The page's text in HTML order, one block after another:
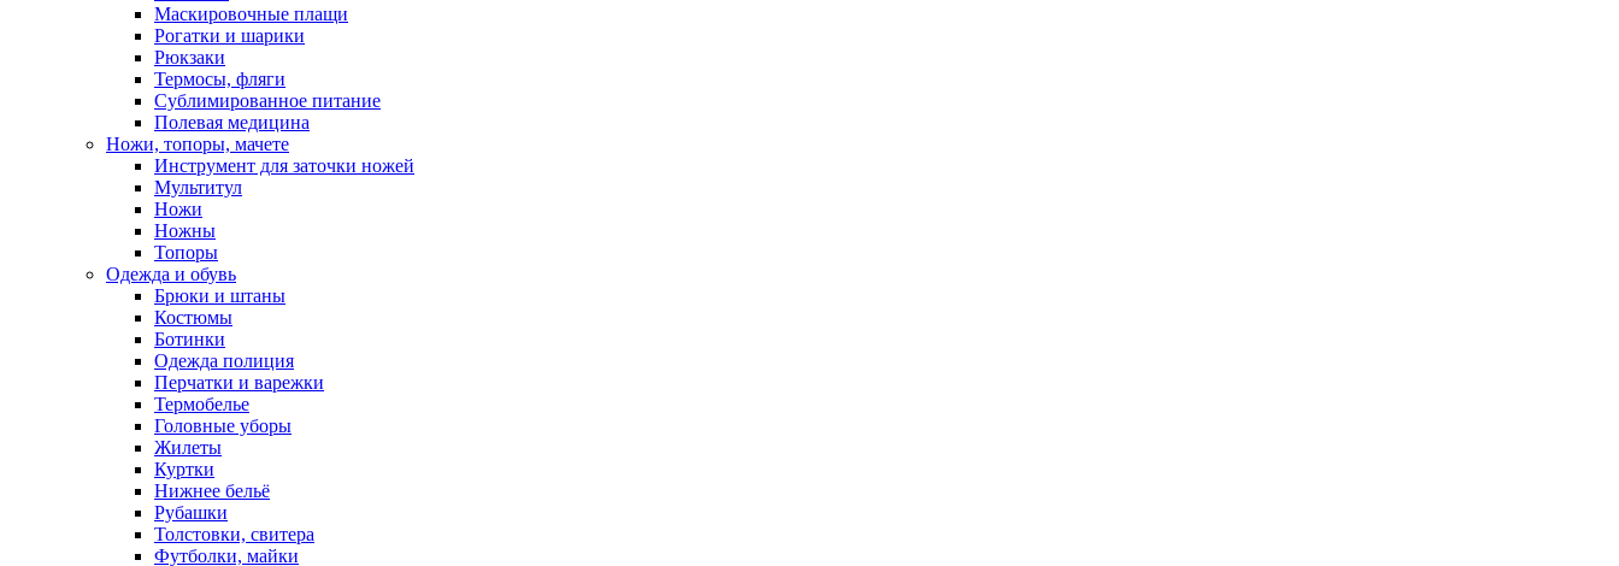
Маскировочные плащи
Рогатки и шарики
Рюкзаки
Термосы, фляги
Сублимированное питание
Полевая медицина
Ножи, топоры, мачете
Инструмент для заточки ножей
Мультитул
Ножи
Ножны
Топоры
Одежда и обувь
Брюки и штаны
Костюмы
Ботинки
Одежда полиция
Перчатки и варежки
Термобелье
Головные уборы
Жилеты
Куртки
Нижнее бельё
Рубашки
Толстовки, свитера
Футболки, майки